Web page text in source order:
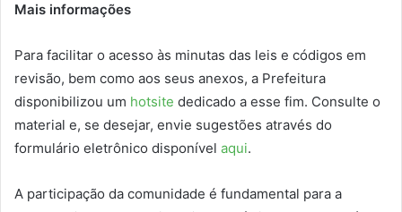
Mais informações
Para facilitar o acesso às minutas das leis e códigos em
revisão, bem como aos seus anexos, a Prefeitura
disponibilizou um hotsite dedicado a esse fim. Consulte o
material e, se desejar, envie sugestões através do
formulário eletrônico disponível aqui.
A participação da comunidade é fundamental para a